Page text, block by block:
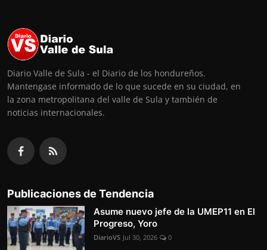
Diario Valle de Sula - el Diario de los hondureños.
Mantengase informado de lo que sucede en su ciudad, en
la zona metropolitana del valle de Sula y también de
noticias internacionales.
Publicaciones de Tendencia
Asume nuevo jefe de la UMEP11 en El
Progreso, Yoro
DiarioVS Jul 30, 2026 0